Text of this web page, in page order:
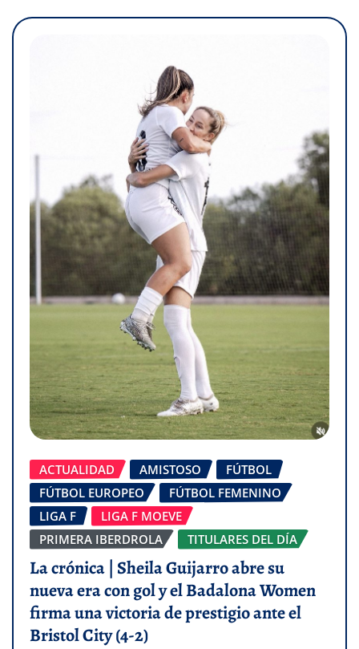
ACTUALIDAD AMISTOSO
FÚTBOL
FÚTBOL EUROPEO
FÚTBOL FEMENINO
LIGA F
LIGA F MOEVE
PRIMERA IBERDROLA
TITULARES DEL DÍA
La crónica | Sheila Guijarro abre su
nueva era con gol y el Badalona Women
firma una victoria de prestigio ante el
Bristol City (4-2)